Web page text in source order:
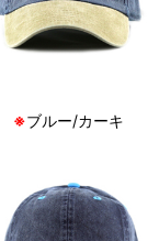
※ブルー/カーキ